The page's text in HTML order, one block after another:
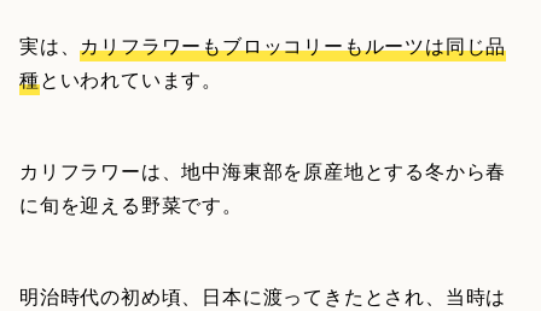
実は、カリフラワーもブロッコリーもルーツは同じ品
種といわれています。
カリフラワーは、地中海東部を原産地とする冬から春
に旬を迎える野菜です。
明治時代の初め頃、日本に渡ってきたとされ、当時は